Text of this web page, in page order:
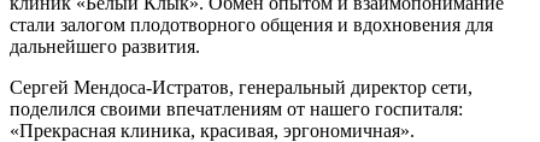
стали залогом плодотворного общения и вдохновения для
дальнейшего развития.
Сергей Мендоса-Истратов, генеральный директор сети,
поделился своими впечатлениям от нашего госпиталя:
«Прекрасная клиника, красивая, эргономичная».